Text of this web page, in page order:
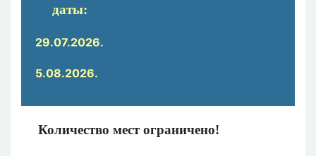
даты:
29.07.2026.
5.08.2026.
Количество мест ограничено!